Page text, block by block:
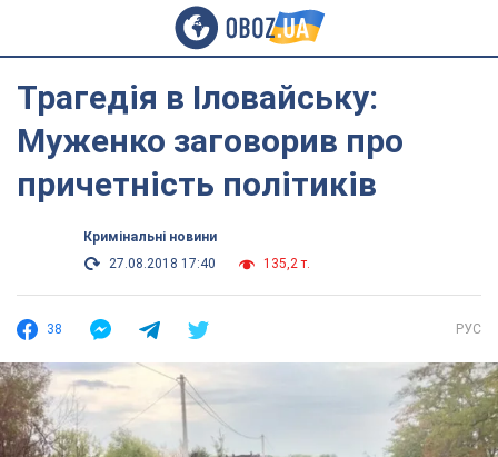
Трагедія в Іловайську:
Муженко заговорив про
причетність політиків
Кримінальні новини
27.08.2018 17:40
135,2 т.
38 РУС